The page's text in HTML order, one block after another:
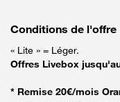
Conditions de l'offre
« Lite » = Léger.
Offres Livebox
* Remise 20€/mois